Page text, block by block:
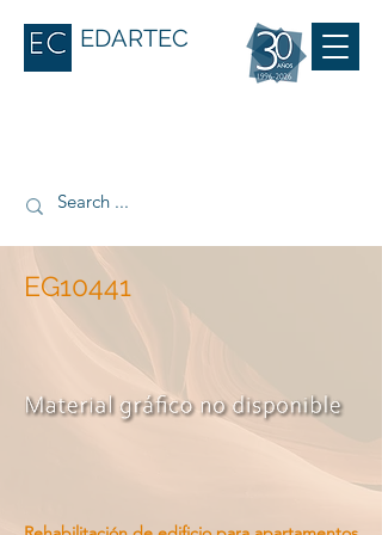
EDARTEC
EG10441